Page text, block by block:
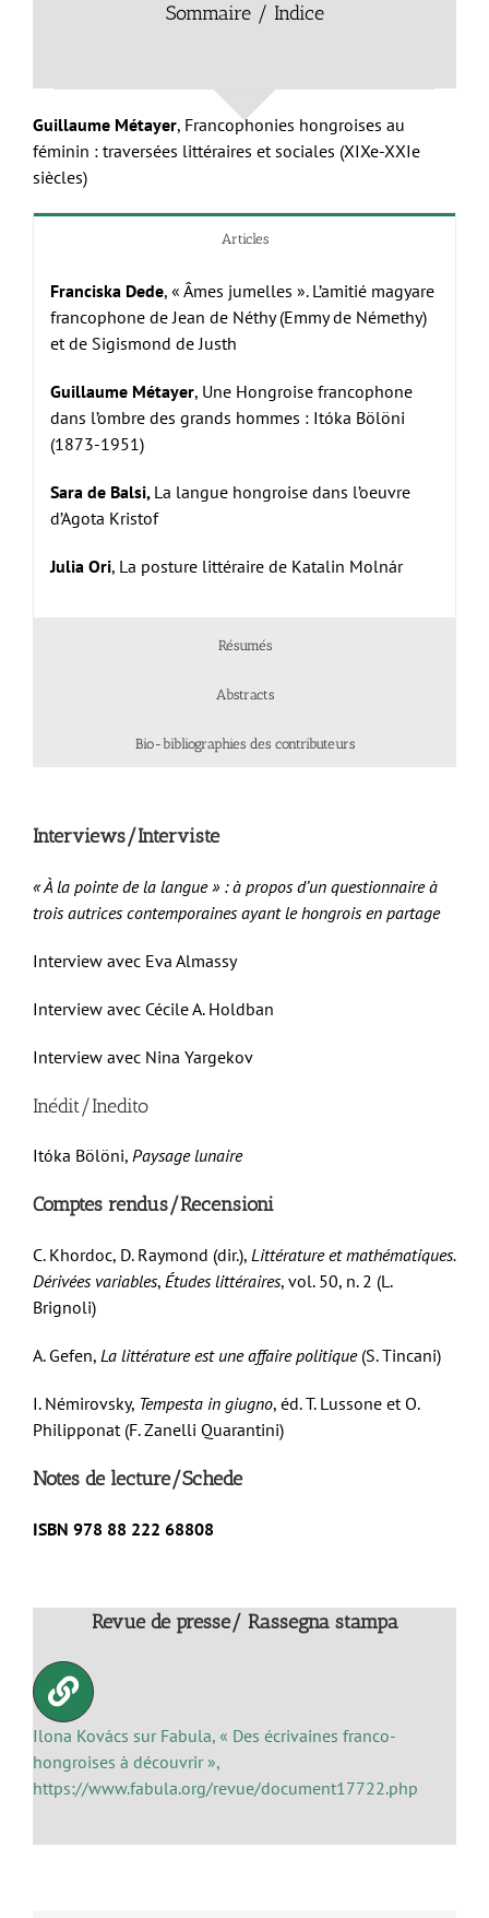
Sommaire / Indice
Guillaume Métayer, Francophonies hongroises au
féminin : traversées littéraires et sociales (XIXe-XXIe
siècles)
Articles
Franciska Dede, « Âmes jumelles ». L’amitié magyare
francophone de Jean de Néthy (Emmy de Némethy)
et de Sigismond de Justh
Guillaume Métayer, Une Hongroise francophone
dans l’ombre des grands hommes : Itóka Bölöni
(1873-1951)
Sara de Balsi, La langue hongroise dans l’oeuvre
d’Agota Kristof
Julia Ori, La posture littéraire de Katalin Molnár
Résumés
Abstracts
Bio-bibliographies des contributeurs
Interviews/Interviste
« À la pointe de la langue » : à propos d’un questionnaire à
trois autrices contemporaines ayant le hongrois en partage
Interview avec Eva Almassy
Interview avec Cécile A. Holdban
Interview avec Nina Yargekov
Inédit/Inedito
Itóka Bölöni, Paysage lunaire
Comptes rendus/Recensioni
C. Khordoc, D. Raymond (dir.), Littérature et mathématiques.
Dérivées variables, Études littéraires, vol. 50, n. 2 (L.
Brignoli)
A. Gefen, La littérature est une affaire politique(S. Tincani)
I. Némirovsky, Tempesta in giugno, éd. T. Lussone et O.
Philipponat (F. Zanelli Quarantini)
Notes de lecture/Schede
ISBN 978 88 222 68808
Revue de presse/ Rassegna stampa
Ilona Kovács sur Fabula, « Des écrivaines franco-
hongroises à découvrir »,
https://www.fabula.org/revue/document17722.php